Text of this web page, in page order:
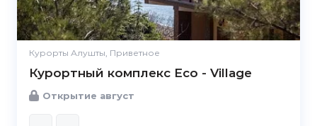
Курорты Алушты, Приветное
Курортный комплекс Eco - Village
Открытие август